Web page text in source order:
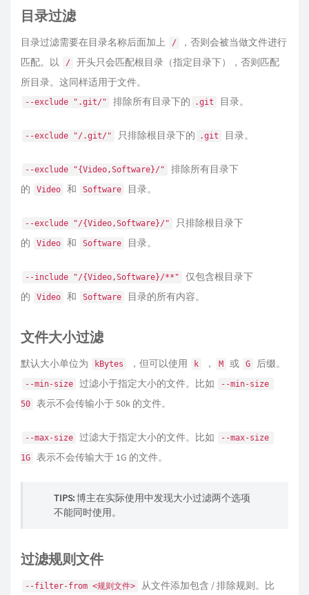
目录过滤
目录过滤需要在目录名称后面加上 /
，否则会被当做文件进行
匹配。以
/
开头只会匹配根目录（指定目录下），否则匹配
所目录。这同样适用于文件。
--exclude ".git/" 排除所有目录下的 .git 目录。
--exclude "/.git/" 只排除根目录下的 .git 目录。
--exclude "{Video,Software}/"
排除所有目录下
的
Video 和 Software 目录。
--exclude "/{Video,Software}/"
只排除根目录下
的
Video 和 Software 目录。
--include "/{Video,Software}/**"
仅包含根目录下
的
Video 和 Software 目录的所有内容。
文件大小过滤
默认大小单位为 kBytes ，但可以使用 k ， M 或 G 后缀。
--min-size 过滤小于指定大小的文件。比如 --min-size
50 表示不会传输小于 50k 的文件。
--max-size 过滤大于指定大小的文件。比如 --max-size
1G 表示不会传输大于 1G 的文件。
TIPS:博主在实际使用中发现大小过滤两个选项
不能同时使用。
过滤规则文件
--filter-from <规则文件> 从文件添加包含 / 排除规则。比